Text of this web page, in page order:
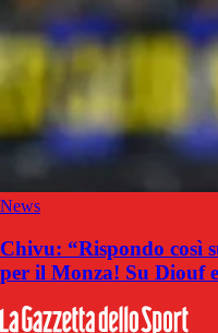
News
Chivu: “Rispondo così
per il Monza! Su Diouf